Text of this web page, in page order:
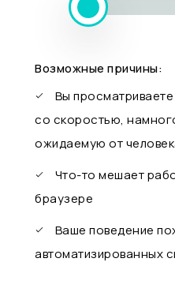
Возможные причины:
Вы
со скоростью,
ожидаемую от
Что-то мешает
браузере
Ваше поведение
автоматизированных